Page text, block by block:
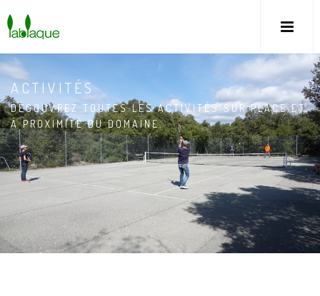
ACTIVITÉS
DÉCOUVREZ TOUTES LES ACTIVITÉS SUR PLACE ET
À PROXIMITÉ DU DOMAINE.